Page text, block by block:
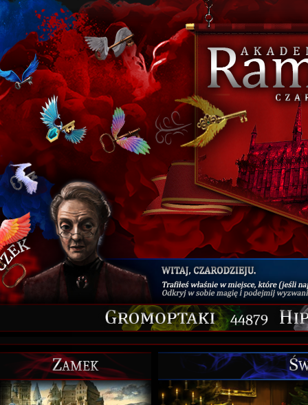
44879
Zamek